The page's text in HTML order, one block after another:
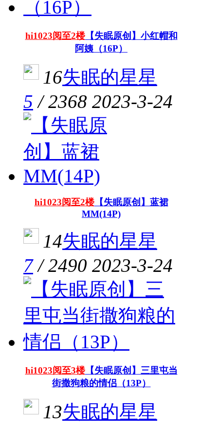
hi1023阅至2楼【失眠原创】小红帽和
阿姨（16P）
16失眠的星星
5 /2368 2023-3-24
hi1023阅至2楼【失眠原创】蓝裙
MM(14P)
14失眠的星星
7/2490 2023-3-24
hi1023阅至3楼【失眠原创】三里屯当
街撒狗粮的情侣（13P）
13失眠的星星